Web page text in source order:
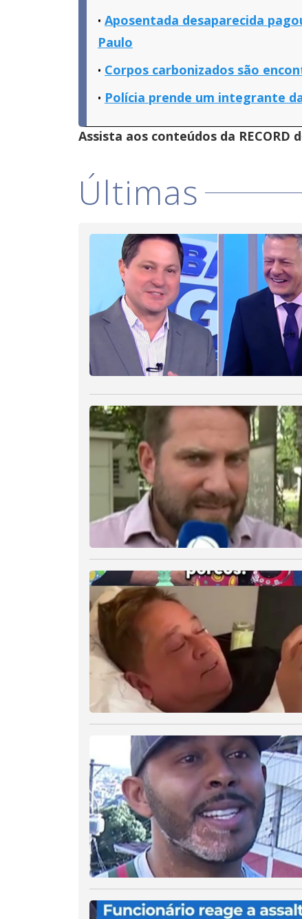
Aposentada desaparecida
Paulo
Corpos carbonizados são
Polícia prende um integrante
Assista aos conteúdos da RECORD
Últimas